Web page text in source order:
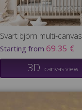
Svart björn multi-canvas
Starting from 69.35 €
3D canvas view